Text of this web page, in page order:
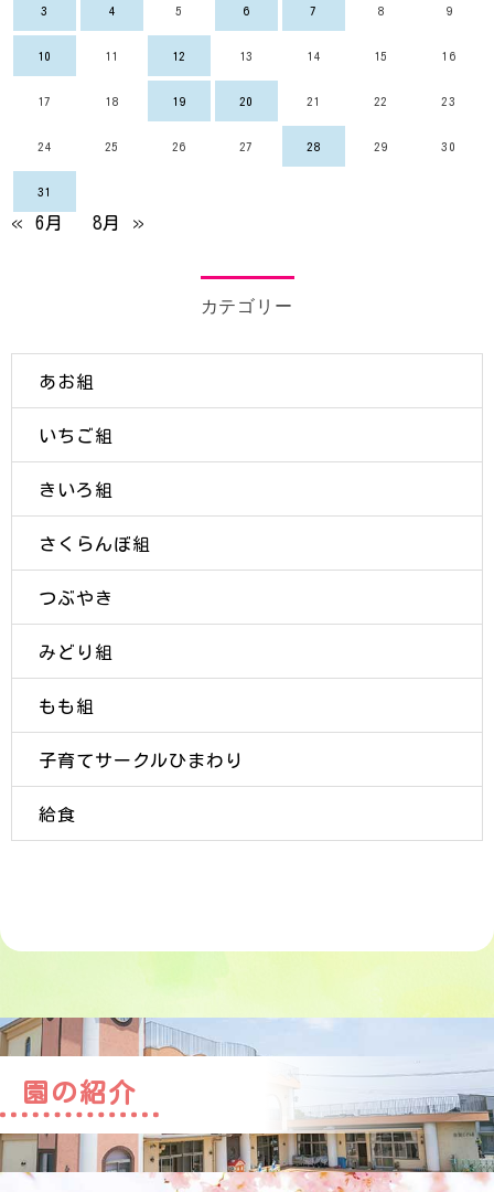
3 4 5 6 7 8 9
10 11 12 13 14 15 16
17 18 19 20 21 22 23
24 25 26 27 28 29 30
31
« 6月 8月 »
カテゴリー
あお組
いちご組
きいろ組
さくらんぼ組
つぶやき
みどり組
もも組
子育てサークルひまわり
給食
園の紹介